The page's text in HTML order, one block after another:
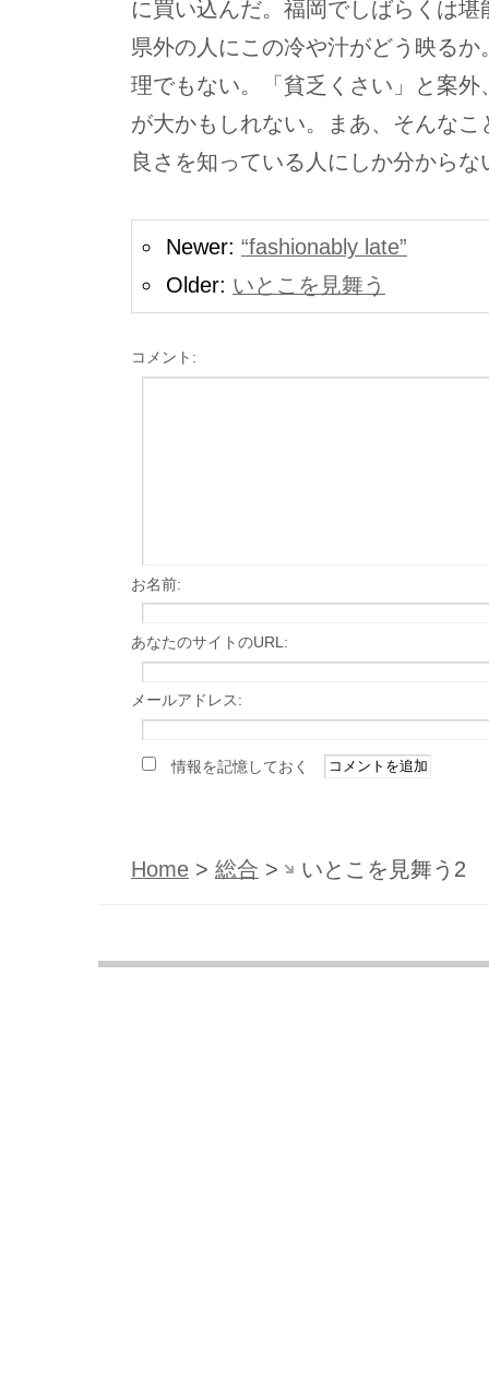
に買い込んだ。福岡でしばらくは
県外の人にこの冷や汁がどう映る
理でもない。「貧乏くさい」と案外
が大かもしれない。まあ、そんな
良さを知っている人にしか分からな
Newer: “fashionably late”
Older: いとこを見舞う
コメント:
お名前:
あなたのサイトのURL:
メールアドレス:
情報を記憶しておく
Home > 総合 > いとこを見舞う2